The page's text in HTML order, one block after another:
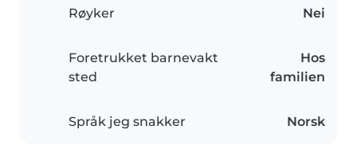
Røyker Nei
Foretrukket barnevakt
sted
Hos
familien
Språk jeg snakker Norsk